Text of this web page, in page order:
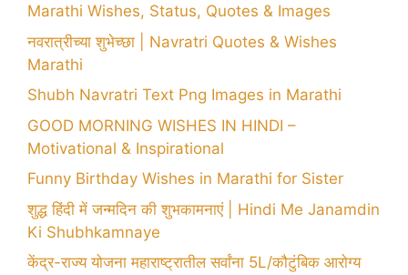
Marathi Wishes, Status, Quotes & Images
नवरात्रीच्या शुभेच्छा | Navratri Quotes & Wishes
Marathi
Shubh Navratri Text Png Images in Marathi
GOOD MORNING WISHES IN HINDI –
Motivational & Inspirational
Funny Birthday Wishes in Marathi for Sister
शुद्ध हिंदी में जन्मदिन की शुभकामनाएं | Hindi Me Janamdin
Ki Shubhkamnaye
केंद्र-राज्य योजना महाराष्ट्रातील सर्वांना 5L/कौटुंबिक आरोग्य